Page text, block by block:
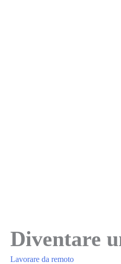
Diventare
Lavorare da remoto